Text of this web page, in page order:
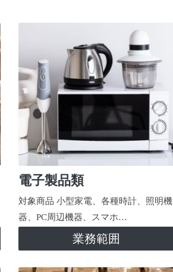
電子製品類
対象商品 小型家電、各種時計、照明機
器、PC周辺機器、スマホ…
業務範囲